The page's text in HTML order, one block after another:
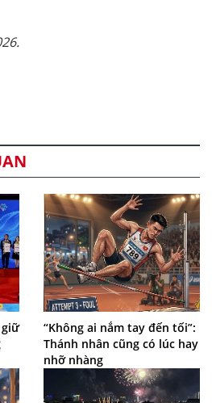
giữ
“Không ai nắm tay đến tối”:
Thánh nhân cũng có lúc hay
nhỡ nhàng